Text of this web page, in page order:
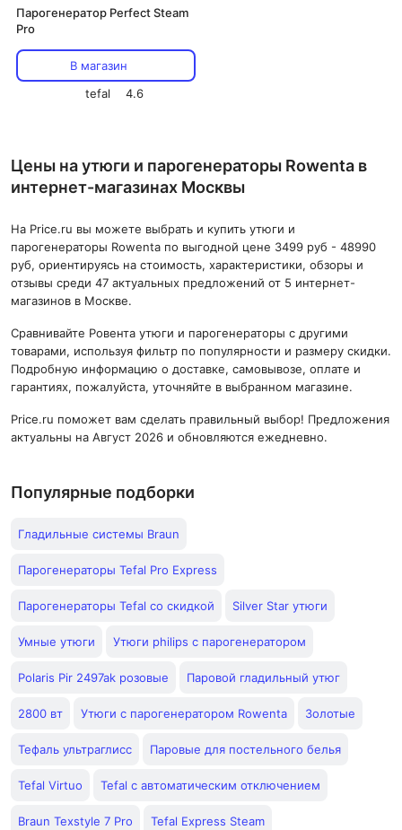
Парогенератор Perfect Steam
Pro
В магазин
tefal
4.6
Цены на утюги и парогенераторы Rowenta в
интернет-магазинах Москвы
На Price.ru вы можете выбрать и купить утюги и
парогенераторы Rowenta по выгодной цене 3499 руб - 48990
руб, ориентируясь на стоимость, характеристики, обзоры и
отзывы среди 47 актуальных предложений от 5 интернет-
магазинов в Москве.
Сравнивайте Ровента утюги и парогенераторы с другими
товарами, используя фильтр по популярности и размеру скидки.
Подробную информацию о доставке, самовывозе, оплате и
гарантиях, пожалуйста, уточняйте в выбранном магазине.
Price.ru поможет вам сделать правильный выбор! Предложения
актуальны на Август 2026 и обновляются ежедневно.
Популярные подборки
Гладильные системы Braun
Парогенераторы Tefal Pro Express
Парогенераторы Tefal со скидкой Silver Star утюги
Умные утюги Утюги philips с парогенератором
Polaris Pir 2497ak розовые Паровой гладильный утюг
2800 вт Утюги с парогенератором Rowenta Золотые
Тефаль ультраглисс Паровые для постельного белья
Tefal Virtuo Tefal с автоматическим отключением
Braun Texstyle 7 Pro Tefal Express Steam